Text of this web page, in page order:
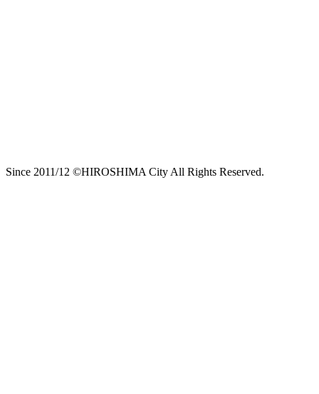
Since 2011/12 ©HIROSHIMA City All Rights Reserved.